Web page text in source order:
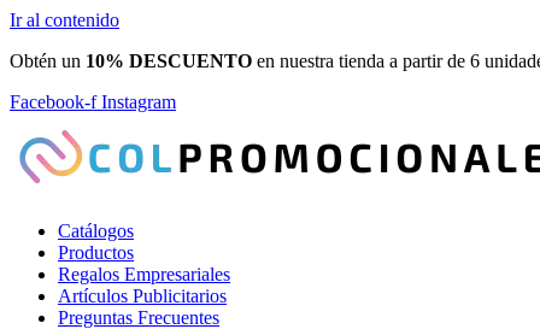
Ir al contenido
Obtén un 10% DESCUENTO en nuestra tienda a partir de 6
Facebook-f Instagram
Catálogos
Productos
Regalos Empresariales
Artículos Publicitarios
Preguntas Frecuentes